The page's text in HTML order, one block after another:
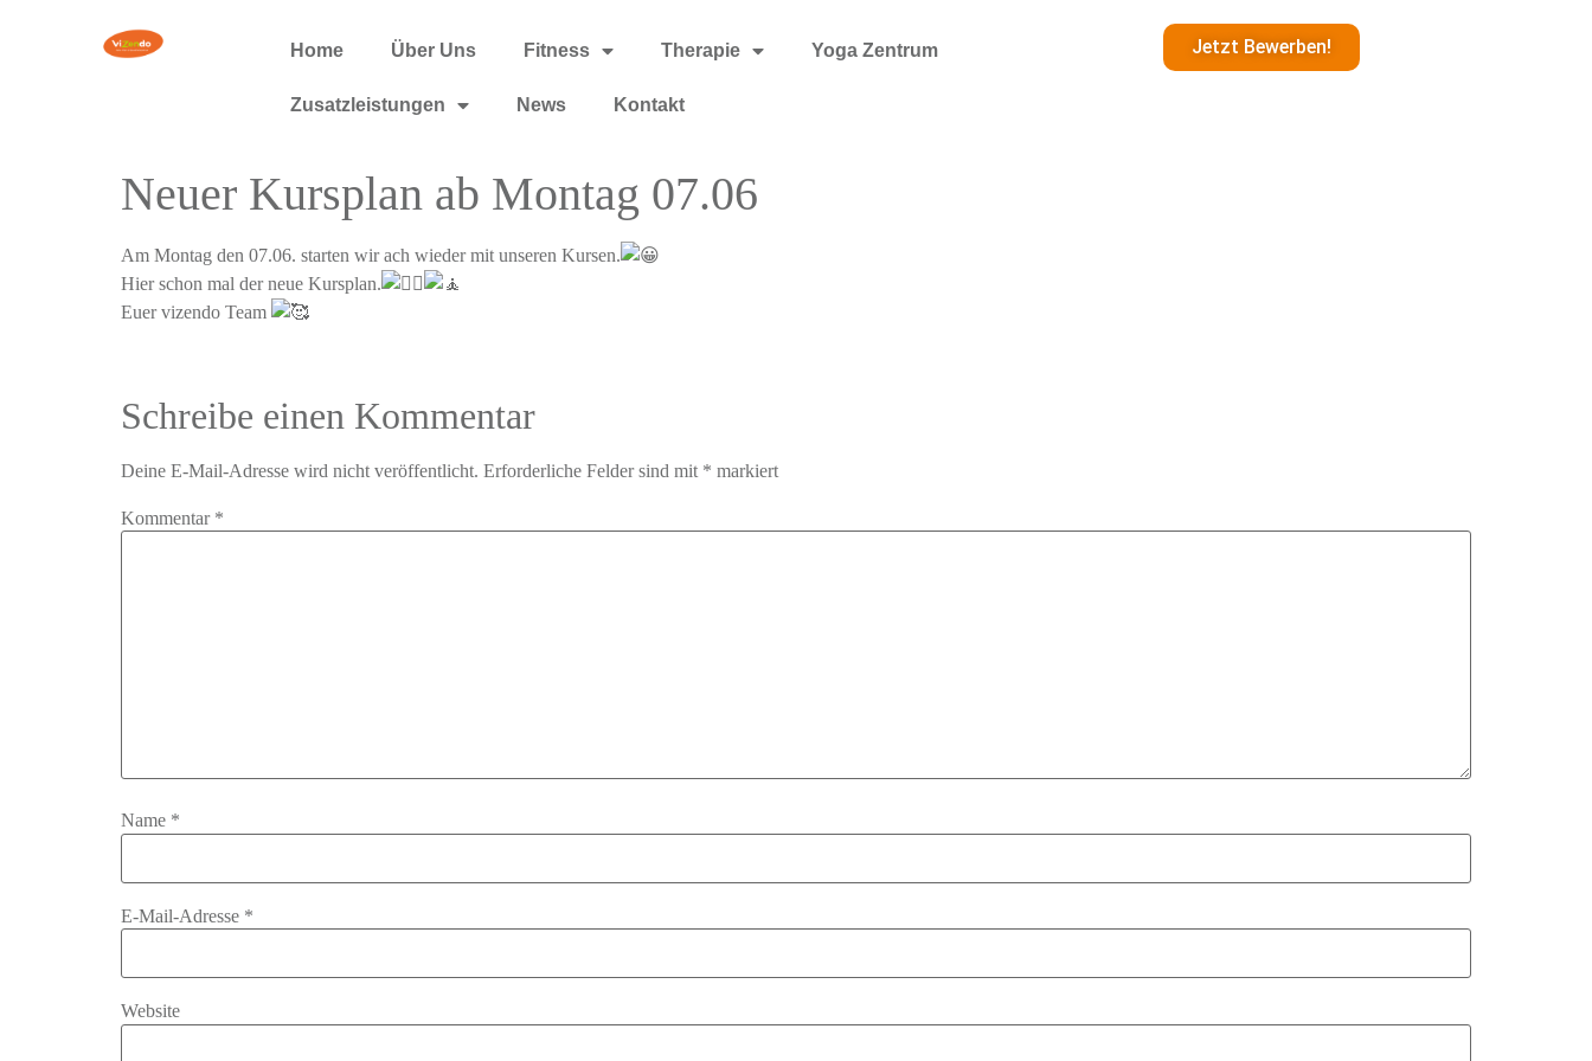
Home Über Uns Fitness Therapie Yoga Zentrum
Zusatzleistungen News Kontakt
Jetzt Bewerben!
Neuer Kursplan ab Montag 07.06
Am Montag den 07.06. starten wir ach wieder mit unseren Kursen.
Hier schon mal der neue Kursplan.
Euer vizendo Team
Schreibe einen Kommentar
Deine E-Mail-Adresse wird nicht veröffentlicht. Erforderliche Felder sind mit * markiert
Kommentar *
Name *
E-Mail-Adresse *
Website